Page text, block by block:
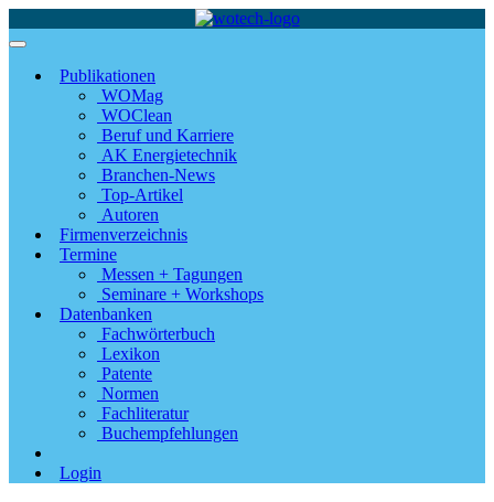
Publikationen
WOMag
WOClean
Beruf und Karriere
AK Energietechnik
Branchen-News
Top-Artikel
Autoren
Firmenverzeichnis
Termine
Messen + Tagungen
Seminare + Workshops
Datenbanken
Fachwörterbuch
Lexikon
Patente
Normen
Fachliteratur
Buchempfehlungen
Login